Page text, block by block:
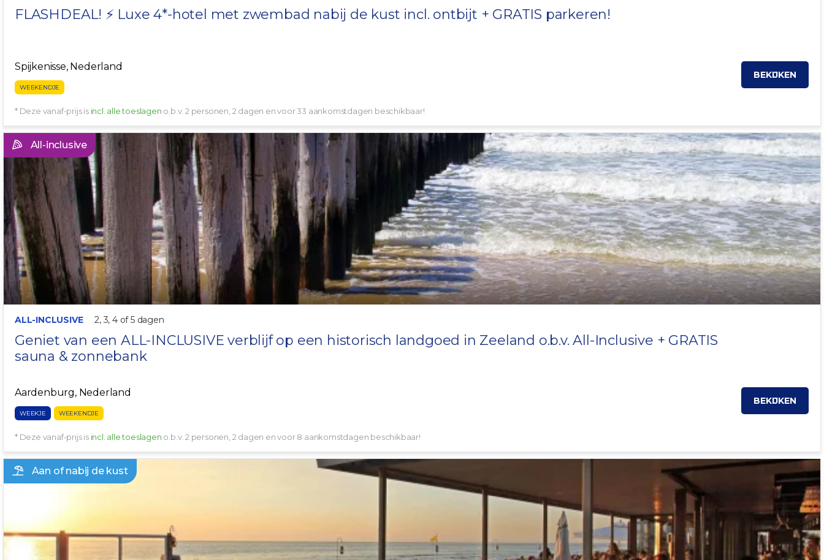
FLASHDEAL! ⚡ Luxe 4*-hotel met zwembad nabij de kust incl. ontbijt + GRATIS parkeren!
Spijkenisse, Nederland
WEEKENDJE
BEKIJKEN
* Deze vanaf-prijs is incl. alle toeslagen o.b.v. 2 personen, 2 dagen en voor 33 aankomstdagen beschikbaar!
All-inclusive
ALL-INCLUSIVE
ALL-INCLUSIVE 2, 3, 4 of 5 dagen
Geniet van een ALL-INCLUSIVE verblijf op een historisch landgoed in Zeeland o.b.v. All-Inclusive + GRATIS
sauna & zonnebank
Aardenburg, Nederland
WEEKJE WEEKENDJE
BEKIJKEN
* Deze vanaf-prijs is incl. alle toeslagen o.b.v. 2 personen, 2 dagen en voor 8 aankomstdagen beschikbaar!
Aan of nabij de kust
NABIJ DE KUST!